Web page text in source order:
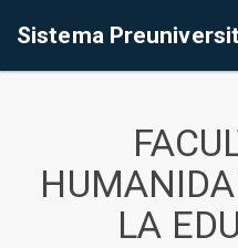
Sistema
LA